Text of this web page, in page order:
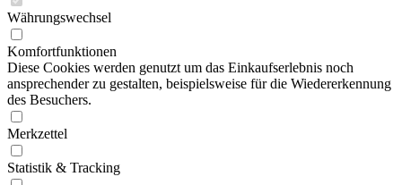
Währungswechsel
Komfortfunktionen
Diese Cookies werden genutzt um das Einkaufserlebnis noch
ansprechender zu gestalten, beispielsweise für die Wiedererkennung
des Besuchers.
Merkzettel
Statistik & Tracking